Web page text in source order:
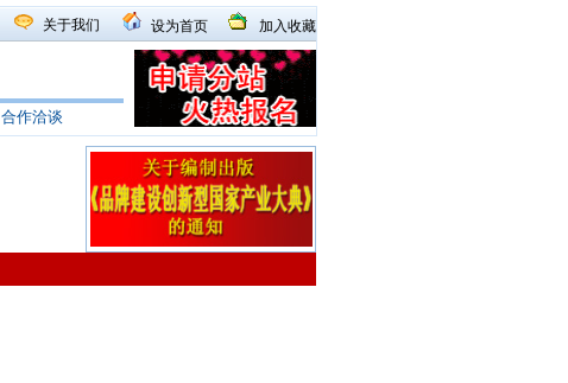
关于我们 设为首页 加入收藏
合作洽谈